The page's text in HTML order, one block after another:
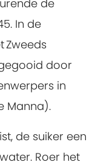
de
In de
Zweeds
door
in
Manna).
de suiker een
Roer het